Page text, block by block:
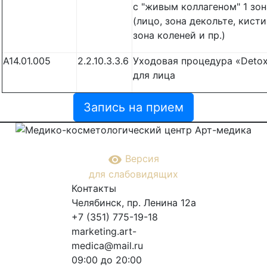
с "живым коллагеном" 1
(лицо, зона декольте,
зона коленей и пр.)
A14.01.005 2.2.10.3.3.6 Уходовая процедура
для лица
Запись на прием
remove_red_eye Версия
для слабовидящих
Контакты
Челябинск, пр. Ленина 12a
+7 (351) 775-19-18
marketing.art-
medica@mail.ru
09:00 до 20:00